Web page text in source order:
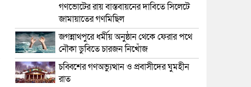
গণভোটের রায় বাস্তবায়নের দাবিতে সিলেটে
জামায়াতের গণমিছিল
জগন্নাথপুরে ধর্মীয় অনুষ্ঠান থেকে ফেরার পথে
নৌকা ডুবিতে চারজন নিখোঁজ
চব্বিশের গণঅভ্যুত্থান ও প্রবাসীদের ঘুমহীন
রাত